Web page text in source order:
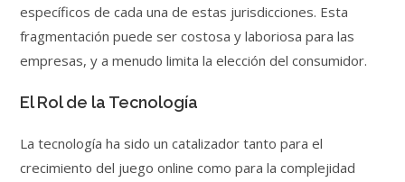
específicos de cada una de estas jurisdicciones. Esta
fragmentación puede ser costosa y laboriosa para las
empresas, y a menudo limita la elección del consumidor.
El Rol de la Tecnología
La tecnología ha sido un catalizador tanto para el
crecimiento del juego online como para la complejidad